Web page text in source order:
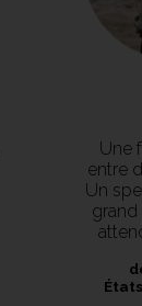
Une
entre
Un
grand